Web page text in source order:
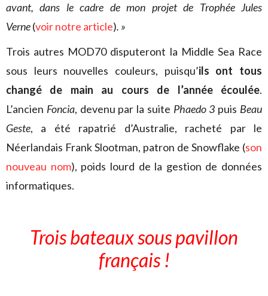
avant, dans le cadre de mon projet de Trophée Jules
Verne(voir notre article). »
Trois autres MOD70 disputeront la Middle Sea Race
sous leurs nouvelles couleurs, puisqu’ils ont tous
changé de main au cours de l’année écoulée.
L’ancien Foncia, devenu par la suite Phaedo 3 puis Beau
Geste, a été rapatrié d’Australie, racheté par le
Néerlandais Frank Slootman, patron de Snowflake (son
nouveau nom), poids lourd de la gestion de données
informatiques.
Trois bateaux sous pavillon
français !